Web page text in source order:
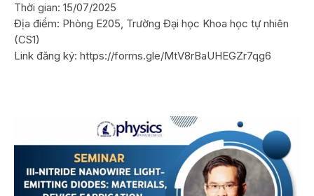
Thời gian: 15/07/2025
Địa điểm: Phòng E205, Trường Đại học Khoa học tự nhiên
(CS1)
Link đăng ký: https://forms.gle/MtV8rBaUHEGZr7qg6